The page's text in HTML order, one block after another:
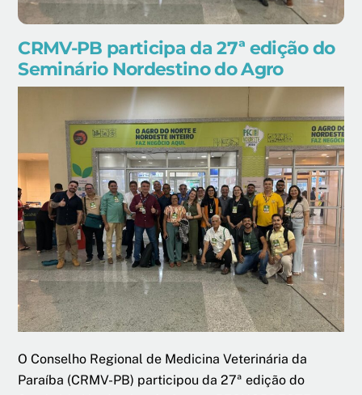
CRMV-PB participa da 27ª edição do
Seminário Nordestino do Agro
O Conselho Regional de Medicina Veterinária da
Paraíba (CRMV-PB) participou da 27ª edição do